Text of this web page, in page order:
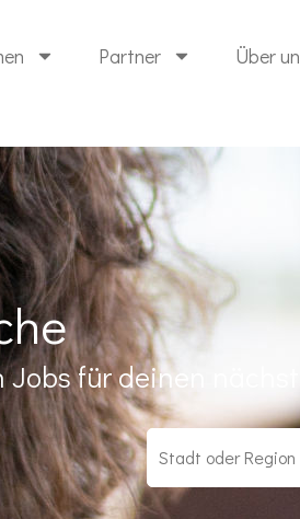
Partner Über
Jobs für deinen